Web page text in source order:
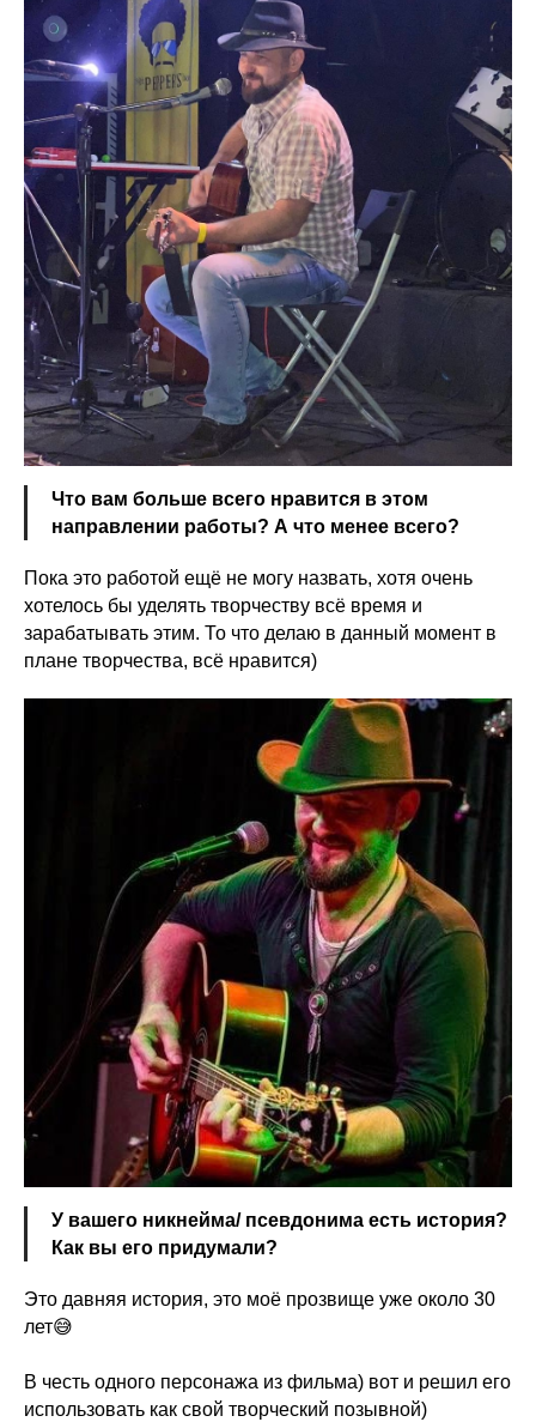
Что вам больше всего нравится в этом
направлении работы? А что менее всего?
Пока это работой ещё не могу назвать, хотя очень
хотелось бы уделять творчеству всё время и
зарабатывать этим. То что делаю в данный момент в
плане творчества, всё нравится)
У вашего никнейма/ псевдонима есть история?
Как вы его придумали?
Это давняя история, это моё прозвище уже около 30
лет😅
В честь одного персонажа из фильма) вот и решил его
использовать как свой творческий позывной)